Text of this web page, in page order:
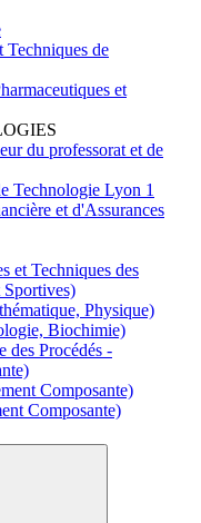
Techniques de
et
du professorat et de
Technologie Lyon 1
et d'Assurances
et Techniques des
Sportives)
Physique)
Biochimie)
des Procédés -
Composante)
Composante)